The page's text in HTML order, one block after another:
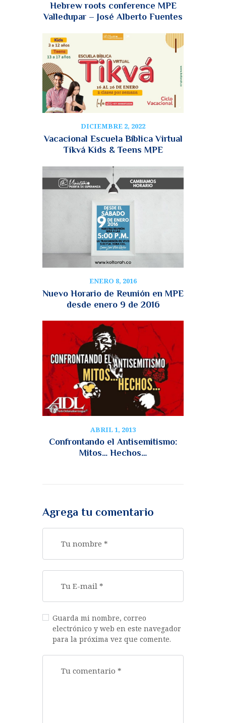
Hebrew roots conference MPE
Valledupar – José Alberto Fuentes
DICIEMBRE 2, 2022
Vacacional Escuela Bíblica Virtual
Tikvá Kids & Teens MPE
ENERO 8, 2016
Nuevo Horario de Reunión en MPE
desde enero 9 de 2016
ABRIL 1, 2013
Confrontando el Antisemitismo:
Mitos… Hechos…
Agrega tu comentario
Guarda mi nombre, correo
electrónico y web en este navegador
para la próxima vez que comente.